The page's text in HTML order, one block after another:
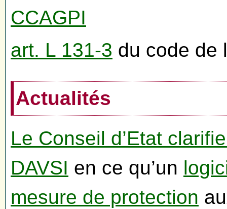
CCAGPI
art. L 131-3 du code de
Actualités
Le Conseil d’Etat
DAVSI en ce qu’un
mesure de protection